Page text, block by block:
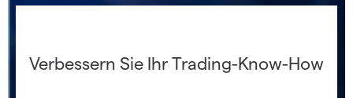
Verbessern Sie Ihr Trading-Know-How